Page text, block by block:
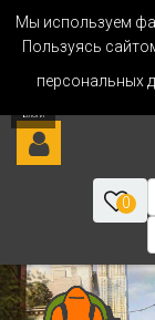
Мы используем
Пользуясь
персональных
0